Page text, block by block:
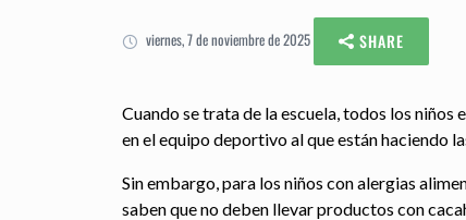
viernes, 7 de noviembre de 2025 SHARE
Cuando se trata de la escuela, todos los
en el equipo deportivo al que están haciendo
Sin embargo, para los niños con alergias
saben que no deben llevar productos con